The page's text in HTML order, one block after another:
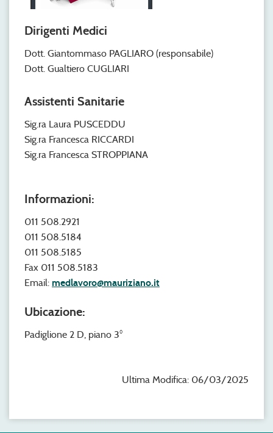
Dirigenti Medici
Dott. Giantommaso PAGLIARO (responsabile)
Dott. Gualtiero CUGLIARI
Assistenti Sanitarie
Sig.ra Laura PUSCEDDU
Sig.ra Francesca RICCARDI
Sig.ra Francesca STROPPIANA
Informazioni:
011 508.2921
011 508.5184
011 508.5185
Fax 011 508.5183
Email: medlavoro@mauriziano.it
Ubicazione:
Padiglione 2 D, piano 3°
Ultima Modifica: 06/03/2025